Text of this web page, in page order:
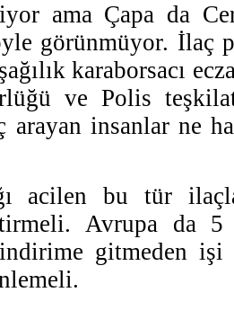
ama Çapa da
görünmüyor. İlaç
karaborsacı
ve Polis
arayan insanlar ne
acilen bu tür
Avrupa da
gitmeden işi